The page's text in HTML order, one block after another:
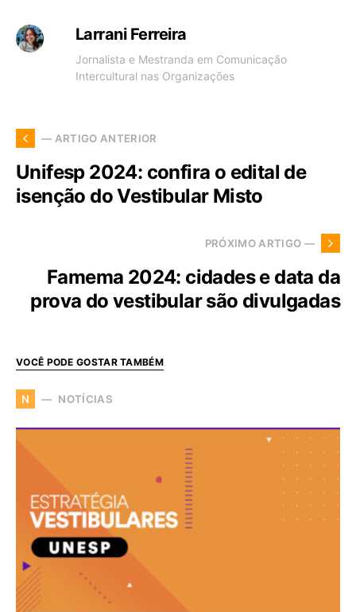
Larrani Ferreira
Jornalista e Mestranda em Comunicação
Intercultural nas Organizações
— ARTIGO ANTERIOR
Unifesp 2024: confira o edital de
isenção do Vestibular Misto
PRÓXIMO ARTIGO —
Famema 2024: cidades e data da
prova do vestibular são divulgadas
VOCÊ PODE GOSTAR TAMBÉM
N NOTÍCIAS